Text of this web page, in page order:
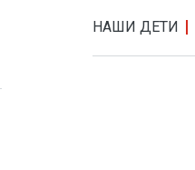
НАШИ ДЕТИ